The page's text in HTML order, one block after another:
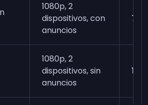
1080p, 2
dispositivos, con
anuncios
1080p, 2
dispositivos, sin
anuncios